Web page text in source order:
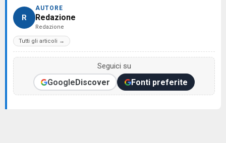
R
AUTORE
Redazione
Redazione
Tutti gli articoli →
Seguici su
GoogleDiscover Fonti preferite